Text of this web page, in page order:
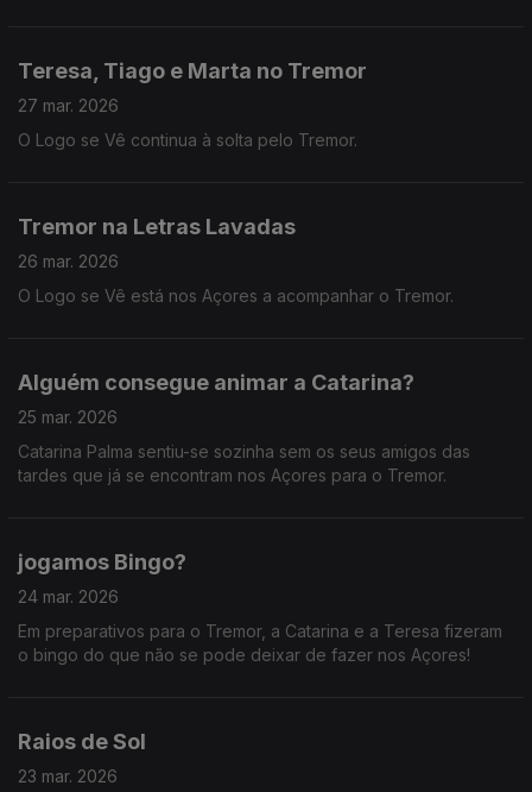
Teresa, Tiago e Marta no Tremor
27 mar. 2026
O Logo se Vê continua à solta pelo Tremor.
Tremor na Letras Lavadas
26 mar. 2026
O Logo se Vê está nos Açores a acompanhar o Tremor.
Alguém consegue animar a Catarina?
25 mar. 2026
Catarina Palma sentiu-se sozinha sem os seus amigos das
tardes que já se encontram nos Açores para o Tremor.
jogamos Bingo?
24 mar. 2026
Em preparativos para o Tremor, a Catarina e a Teresa fizeram
o bingo do que não se pode deixar de fazer nos Açores!
Raios de Sol
23 mar. 2026